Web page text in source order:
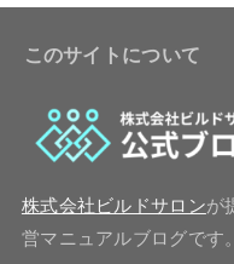
このサイトについて
株式会社ビルドサロンが
営マニュアルブログです。